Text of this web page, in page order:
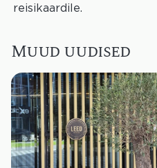
reisikaardile.
Muud uudised